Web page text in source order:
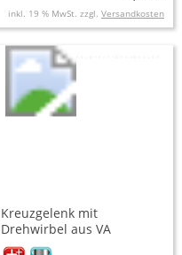
inkl. 19 % MwSt. zzgl. Versandkosten
Kreuzgelenk mit
Drehwirbel aus VA